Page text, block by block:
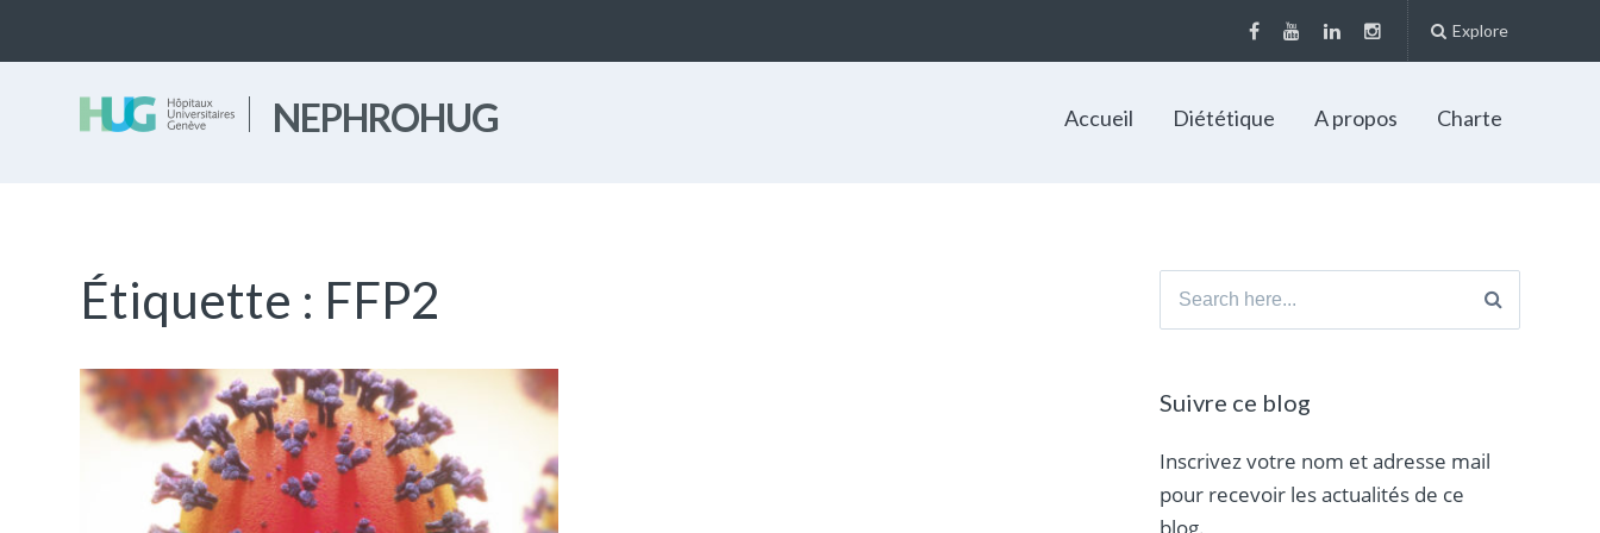
Explore
NEPHROHUG Accueil Diététique A propos Charte
Étiquette : FFP2
Search
Suivre ce blog
Inscrivez votre nom et adresse mail
pour recevoir les actualités de ce
blog.